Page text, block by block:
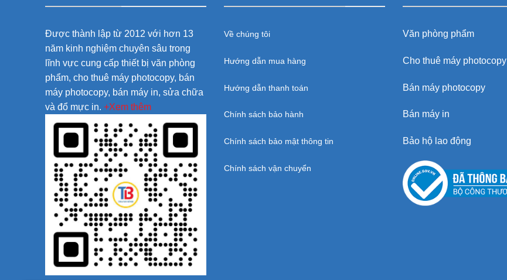
Được thành lập từ 2012 với hơn 13
năm kinh nghiệm chuyên sâu trong
lĩnh vực cung cấp thiết bị văn phòng
phẩm, cho thuê máy photocopy, bán
máy photocopy, bán máy in, sửa chữa
và đổ mực in. +Xem thêm
Về chúng tôi
Hướng dẫn mua hàng
Hướng dẫn thanh toán
Chính sách bảo hành
Chính sách bảo mật thông tin
Chính sách vận chuyển
Văn phòng phẩm
Cho thuê máy photocopy
Bán máy photocopy
Bán máy in
Bảo hộ lao động